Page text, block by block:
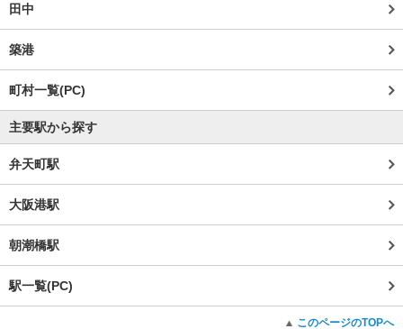
田中
築港
町村一覧(PC)
主要駅から探す
弁天町駅
大阪港駅
朝潮橋駅
駅一覧(PC)
このページのTOPへ